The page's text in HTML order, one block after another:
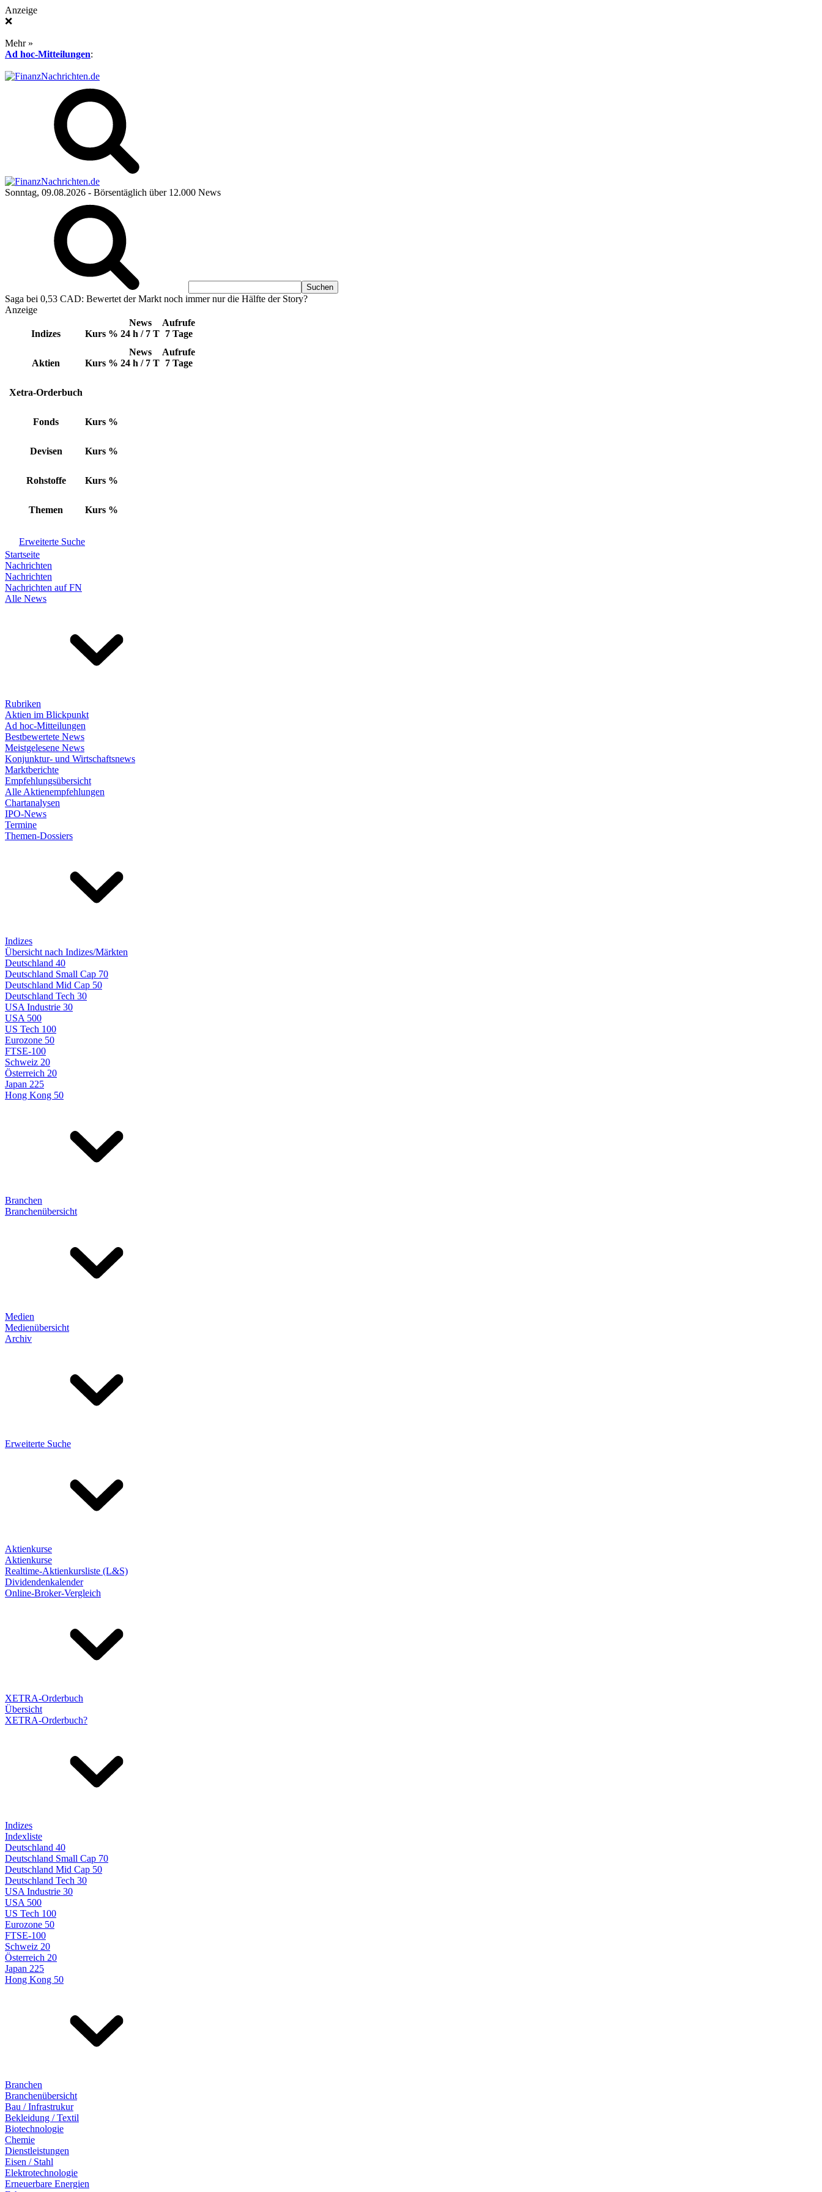
Anzeige
❌
Mehr »
Ad hoc-Mitteilungen:
Sonntag, 09.08.2026 - Börsentäglich über 12.000 News
Saga bei 0,53 CAD: Bewertet der Markt noch immer nur die Hälfte der Story?
Anzeige
Indizes Kurs %
News
24 h / 7 T
Aufrufe
7 Tage
Aktien Kurs %
News
24 h / 7 T
Aufrufe
7 Tage
Xetra-Orderbuch
Fonds Kurs %
Devisen Kurs %
Rohstoffe Kurs %
Themen Kurs %
Erweiterte Suche
Startseite
Nachrichten
Nachrichten
Nachrichten auf FN
Alle News
Rubriken
Aktien im Blickpunkt
Ad hoc-Mitteilungen
Bestbewertete News
Meistgelesene News
Konjunktur- und Wirtschaftsnews
Marktberichte
Empfehlungsübersicht
Alle Aktienempfehlungen
Chartanalysen
IPO-News
Termine
Themen-Dossiers
Indizes
Übersicht nach Indizes/Märkten
Deutschland 40
Deutschland Small Cap 70
Deutschland Mid Cap 50
Deutschland Tech 30
USA Industrie 30
USA 500
US Tech 100
Eurozone 50
FTSE-100
Schweiz 20
Österreich 20
Japan 225
Hong Kong 50
Branchen
Branchenübersicht
Medien
Medienübersicht
Archiv
Erweiterte Suche
Aktienkurse
Aktienkurse
Realtime-Aktienkursliste (L&S)
Dividendenkalender
Online-Broker-Vergleich
XETRA-Orderbuch
Übersicht
XETRA-Orderbuch?
Indizes
Indexliste
Deutschland 40
Deutschland Small Cap 70
Deutschland Mid Cap 50
Deutschland Tech 30
USA Industrie 30
USA 500
US Tech 100
Eurozone 50
FTSE-100
Schweiz 20
Österreich 20
Japan 225
Hong Kong 50
Branchen
Branchenübersicht
Bau / Infrastrukur
Bekleidung / Textil
Biotechnologie
Chemie
Dienstleistungen
Eisen / Stahl
Elektrotechnologie
Erneuerbare Energien